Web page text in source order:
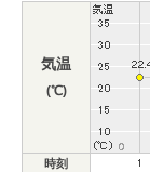
気温
(℃)
時刻